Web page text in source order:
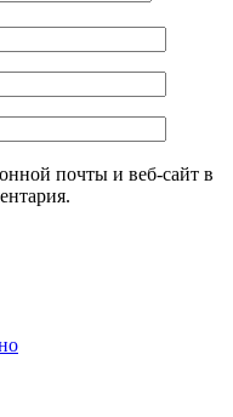
почты и веб-сайт в